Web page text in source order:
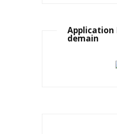
Application
demain